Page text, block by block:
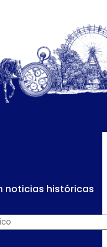
noticias históricas